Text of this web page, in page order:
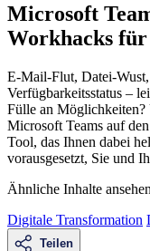
Microsoft
Workhacks für
E-Mail-Flut, Datei-
Verfügbarkeitsstatus –
Fülle an Möglichkeiten?
Microsoft Teams auf
Tool, das Ihnen dabei
vorausgesetzt, Sie und
Ähnliche Inhalte ansehen
Digitale Transformation
Teilen